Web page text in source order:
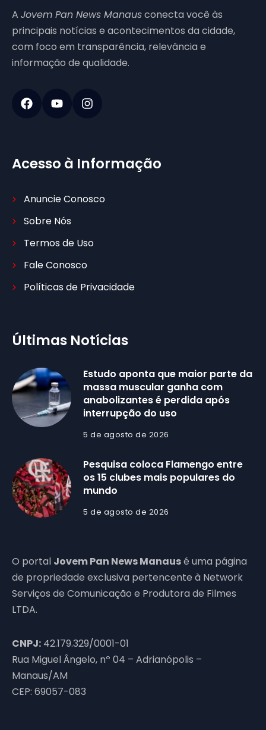
A Jovem Pan News Manausconecta você às
principais notícias e acontecimentos da cidade,
com foco em transparência, relevância e
informação de qualidade.
Acesso à Informação
Anuncie Conosco
Sobre Nós
Termos de Uso
Fale Conosco
Políticas de Privacidade
Últimas Notícias
Estudo aponta que maior parte da
massa muscular ganha com
anabolizantes é perdida após
interrupção do uso
5 de agosto de 2026
Pesquisa coloca Flamengo entre
os 15 clubes mais populares do
mundo
5 de agosto de 2026
O portal Jovem Pan News Manausé uma página
de propriedade exclusiva pertencente à Network
Serviços de Comunicação e Produtora de Filmes
LTDA.
CNPJ: 42.179.329/0001-01
Rua Miguel Ângelo, nº 04 – Adrianópolis –
Manaus/AM
CEP: 69057-083